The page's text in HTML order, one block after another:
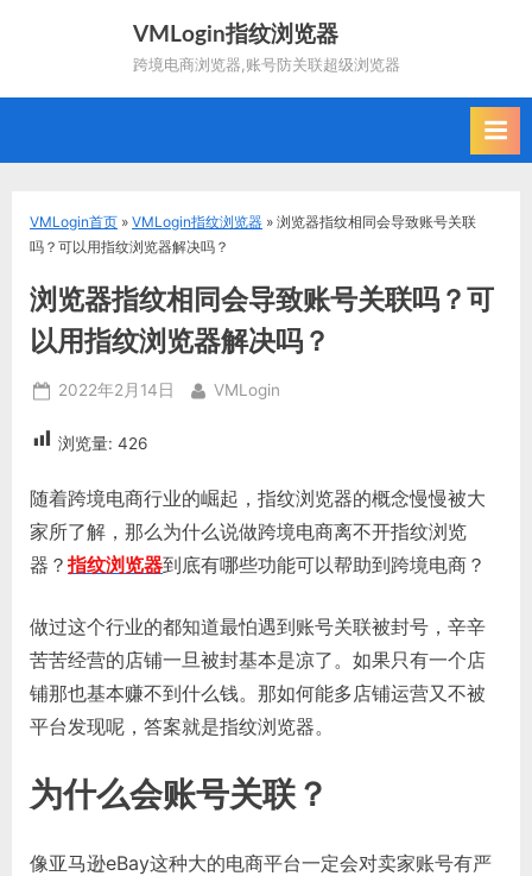
VMLogin指纹浏览器
跨境电商浏览器,账号防关联超级浏览器
VMLogin首页 » VMLogin指纹浏览器 » 浏览器指纹相同会导致账号关联
吗？可以用指纹浏览器解决吗？
浏览器指纹相同会导致账号关联吗？可
以用指纹浏览器解决吗？
Posted
2022年2月14日 By
VMLogin
浏览量: 426
随着跨境电商行业的崛起，指纹浏览器的概念慢慢被大
家所了解，那么为什么说做跨境电商离不开指纹浏览
器？ 指纹浏览器到底有哪些功能可以帮助到跨境电商？
做过这个行业的都知道最怕遇到账号关联被封号，辛辛
苦苦经营的店铺一旦被封基本是凉了。如果只有一个店
铺那也基本赚不到什么钱。那如何能多店铺运营又不被
平台发现呢，答案就是指纹浏览器。
为什么会账号关联？
像亚马逊eBay这种大的电商平台一定会对卖家账号有严